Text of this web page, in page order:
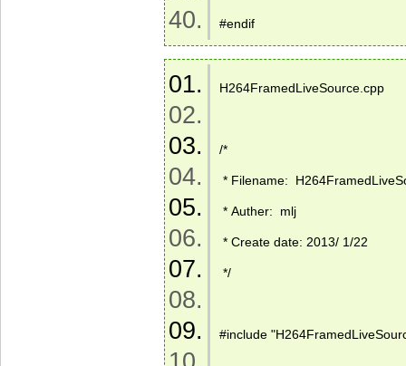
#endif
H264FramedLiveSource.cpp
/*
* Filename:
* Auther:  mlj
* Create date: 2013/ 1/22
*/
#include